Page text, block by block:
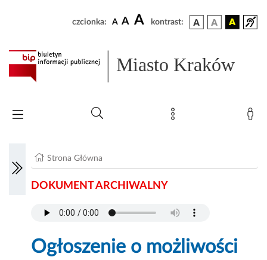
czcionka: A A A kontrast:
Miasto Kraków
Strona Główna
DOKUMENT ARCHIWALNY
Ogłoszenie o możliwości